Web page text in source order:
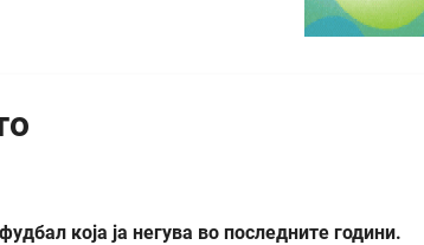
која ја негува во последните години.